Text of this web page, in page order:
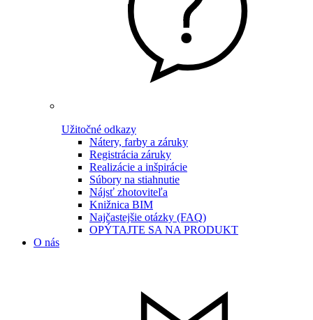
Užitočné odkazy
Nátery, farby a záruky
Registrácia záruky
Realizácie a inšpirácie
Súbory na stiahnutie
Nájsť zhotoviteľa
Knižnica BIM
Najčastejšie otázky (FAQ)
OPÝTAJTE SA NA PRODUKT
O nás